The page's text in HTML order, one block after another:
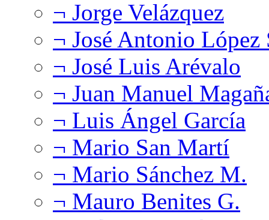
¬ Jorge Velázquez
¬ José Antonio López
¬ José Luis Arévalo
¬ Juan Manuel
¬ Luis Ángel García
¬ Mario San Martí
¬ Mario Sánchez M.
¬ Mauro Benites G.